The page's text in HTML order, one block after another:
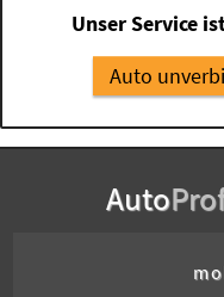
Unser Service
Auto
Auto